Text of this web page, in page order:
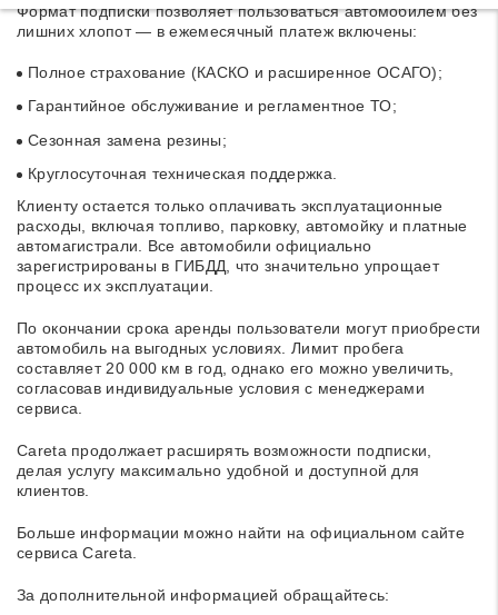
Формат подписки позволяет пользоваться автомобилем без
лишних хлопот — в ежемесячный платеж включены:
Полное страхование (КАСКО и расширенное ОСАГО);
Гарантийное обслуживание и регламентное ТО;
Сезонная замена резины;
Круглосуточная техническая поддержка.
Клиенту остается только оплачивать эксплуатационные
расходы, включая топливо, парковку, автомойку и платные
автомагистрали. Все автомобили официально
зарегистрированы в ГИБДД, что значительно упрощает
процесс их эксплуатации.
По окончании срока аренды пользователи могут приобрести
автомобиль на выгодных условиях. Лимит пробега
составляет 20 000 км в год, однако его можно увеличить,
согласовав индивидуальные условия с менеджерами
сервиса.
Careta продолжает расширять возможности подписки,
делая услугу максимально удобной и доступной для
клиентов.
Больше информации можно найти на официальном сайте
сервиса Careta.
За дополнительной информацией обращайтесь: